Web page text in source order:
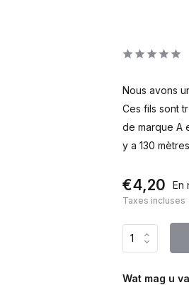
Nous avons
Ces fils sont
de marque A
y a 130
€4,20 En
Taxes incluses
Wat mag u